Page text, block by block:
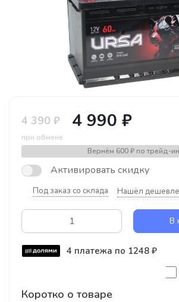
4 390 ₽ 4 990 ₽
при обмене
Вернём 600 ₽ по трейд-ин
Активировать скидку
Под заказ со склада Нашёл
В
4 платежа по 1248 ₽
Коротко о товаре